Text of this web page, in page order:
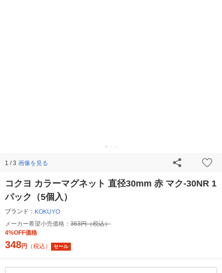
1 / 3 画像を見る
コクヨ カラーマグネット 直径30mm 赤 マク-30NR 1
パック（5個入）
ブランド： KOKUYO
メーカー希望小売価格： 363円（税込）
4%OFF価格
348円 （税込） セール